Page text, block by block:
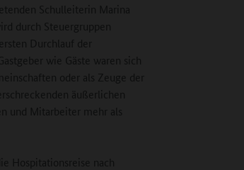
Schulleiterin Marina
durch Steuergruppen
Durchlauf der
wie Gäste waren sich
oder als Zeuge der
äußerlichen
und Mitarbeiter mehr als
Hospitationsreise nach